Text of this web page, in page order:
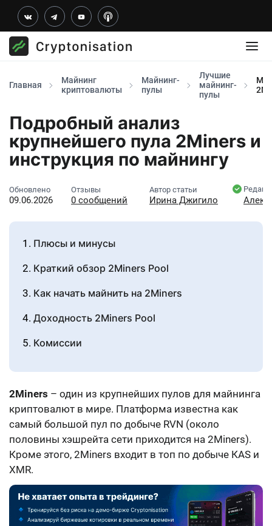
Главная
Майнинг
криптовалюты
Майнинг-
пулы
Лучшие
майнинг-
пулы
Подробный анализ
крупнейшего пула 2Miners и
инструкция по майнингу
Обновлено
09.06.2026
Отзывы
0 сообщений
Автор статьи
Ирина Джигило
Плюсы и минусы
Краткий обзор 2Miners Pool
Как начать майнить на 2Miners
Доходность 2Miners Pool
Комиссии
Служба поддержки
Заключение
FAQ
2Miners – один из крупнейших пулов для майнинга
криптовалют в мире. Платформа известна как
самый большой пул по добыче RVN (около
половины хэшрейта сети приходится на 2Miners).
Кроме этого, 2Miners входит в топ по добыче КAS и
XMR.